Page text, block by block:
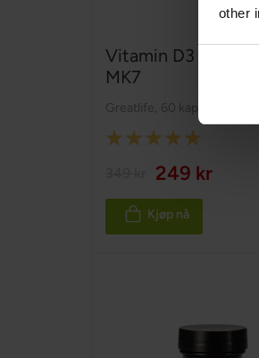
other
Vitamin D3 2000 IU
MK7
Greatlife 60 kapsler
Rating:
249 kr
Kjøp nå